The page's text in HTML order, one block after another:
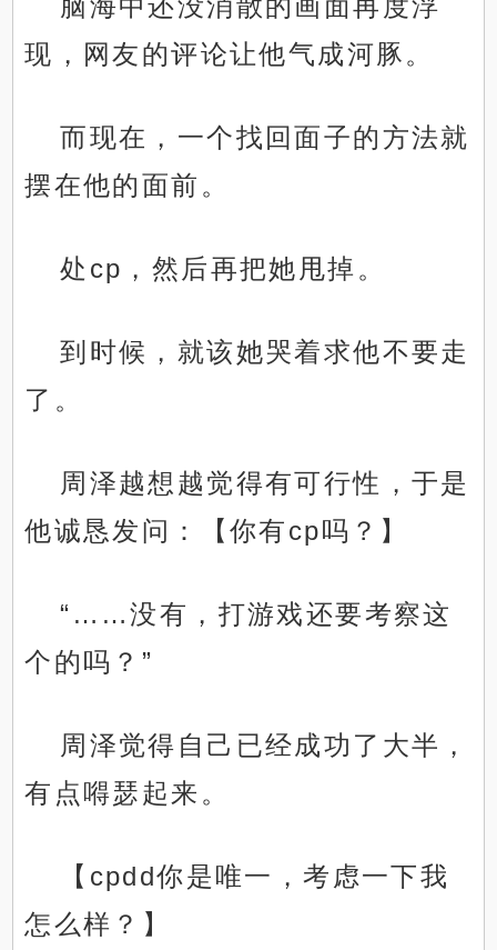
脑海中还没消散的画面再度浮
现，网友的评论让他气成河豚。
而现在，一个找回面子的方法就
摆在他的面前。
处cp，然后再把她甩掉。
到时候，就该她哭着求他不要走
了。
周泽越想越觉得有可行性，于是
他诚恳发问：【你有cp吗？】
“……没有，打游戏还要考察这
个的吗？”
周泽觉得自己已经成功了大半，
有点嘚瑟起来。
【cpdd你是唯一，考虑一下我
怎么样？】